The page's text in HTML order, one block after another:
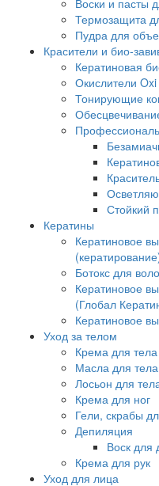
Воски и пасты
Термозащита
Пудра для
Красители и био-
Кератиновая
Окислители Oxi
Тонирующие
Стойкий
Кератины
Кератиновое
Ботокс для
Кератиновое
(Глобал
Кератиновое
Уход за телом
Крема для тела
Масла для тела
Лосьон для
Крема для ног
Гели, скрабы
Депиляция
Воск для
Крема для рук
Уход для лица